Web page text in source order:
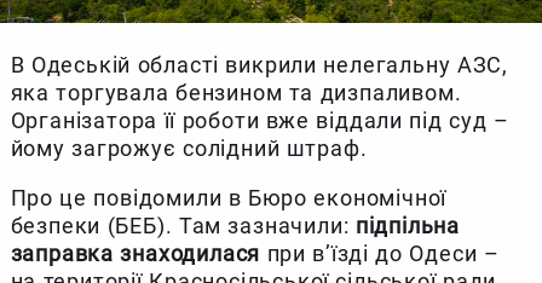
В Одеській області викрили нелегальну АЗС,
яка торгувала бензином та дизпаливом.
Організатора її роботи вже віддали під суд –
йому загрожує солідний штраф.
Про це повідомили в Бюро економічної
безпеки (БЕБ). Там зазначили: підпільна
заправка знаходилася при в’їзді до Одеси –